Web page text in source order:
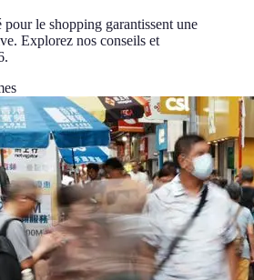
le shopping garantissent une
Explorez nos conseils et